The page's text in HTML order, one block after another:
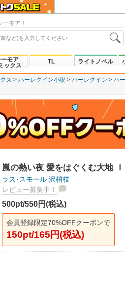
モア！
ーモア
ックス
TL ライトノベル
ス ハーレクイン小説 ハーレクイン ハ
嵐の熱い夜 愛をはぐくむ大地 Ｉ
ラス･スモール 沢梢枝
レビュー募集中！
500pt/550円(税込)
会員登録限定70%OFFクーポンで
150pt/165円(税込)